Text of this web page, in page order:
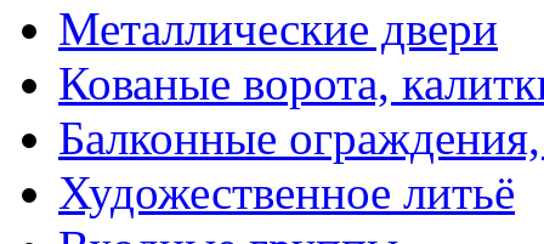
Металлические двери
Кованые ворота,
Балконные
Художественное литьё